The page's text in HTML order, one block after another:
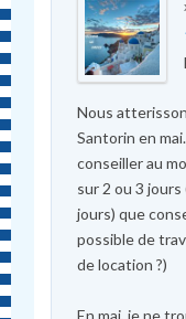
Nous
Santorin en
conseiller au
sur 2 ou 3
jours) que
possible de
de location ?)
En mai, je ne